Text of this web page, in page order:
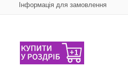
Інформація для замовлення